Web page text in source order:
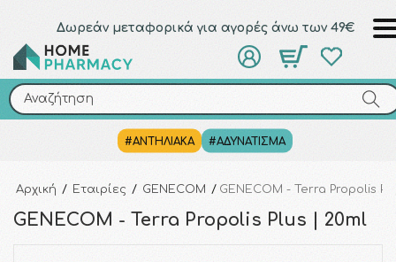
Δωρεάν μεταφορικά για αγορές άνω των 49€
Αναζήτηση
#ΑΝΤΗΛΙΑΚΑ #ΑΔΥΝΑΤΙΣΜΑ
Αναζήτηση
Αρχική / Εταιρίες / GENECOM / GENECOM - Terra Propolis
GENECOM - Terra Propolis Plus | 20ml